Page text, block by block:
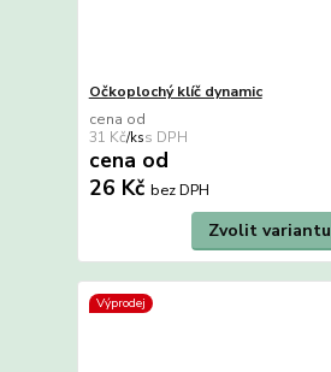
Očkoplochý klíč dynamic
cena od
31 Kč/ks
cena od
26 Kč bez DPH
Zvolit variantu
Výprodej